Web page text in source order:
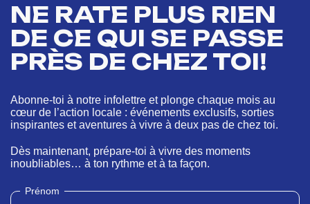
NE RATE PLUS RIEN
DE CE QUI SE PASSE
PRÈS DE CHEZ TOI!
Abonne-toi à notre infolettre et plonge chaque mois au
cœur de l’action locale : événements exclusifs, sorties
inspirantes et aventures à vivre à deux pas de chez toi.
Dès maintenant, prépare-toi à vivre des moments
inoubliables… à ton rythme et à ta façon.
Prénom